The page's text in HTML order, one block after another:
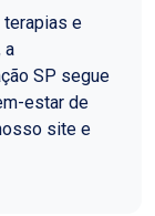
terapias e
a
SP segue
estar de
site e